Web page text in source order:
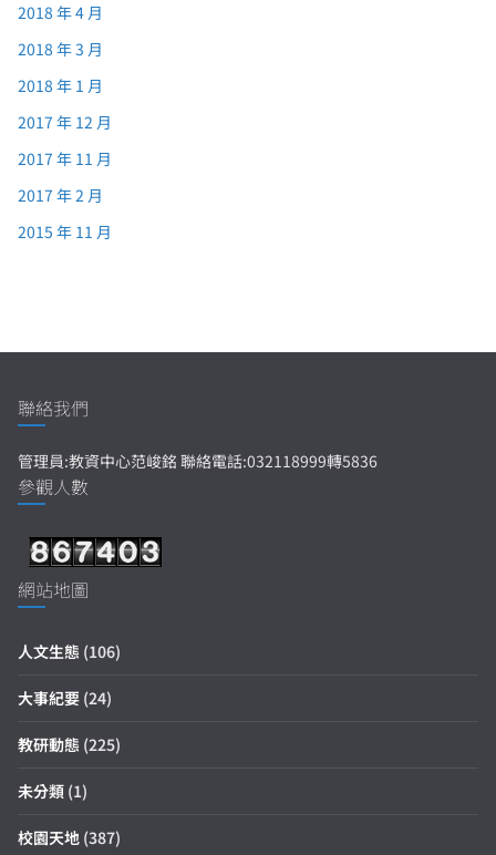
2018 年 4 月
2018 年 3 月
2018 年 1 月
2017 年 12 月
2017 年 11 月
2017 年 2 月
2015 年 11 月
聯絡我們
管理員:教資中心范峻銘 聯絡電話:032118999轉5836
參觀人數
網站地圖
人文生態 (106)
大事紀要 (24)
教研動態 (225)
未分類 (1)
校園天地 (387)